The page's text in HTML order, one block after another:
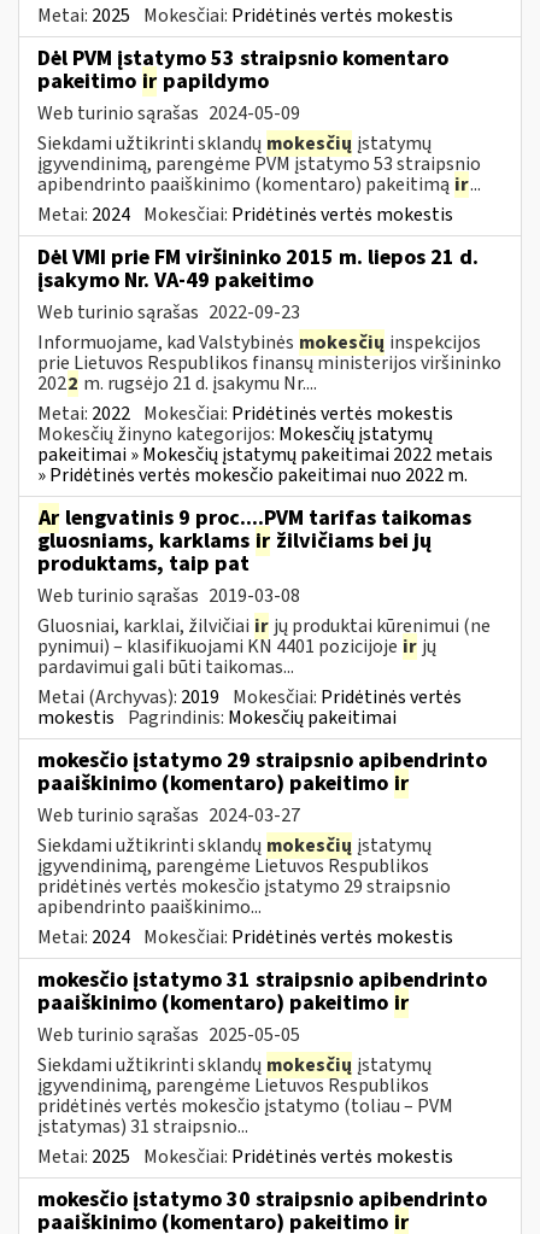
Metai: 2025 Mokesčiai: Pridėtinės vertės mokestis
Dėl PVM įstatymo 53 straipsnio komentaro
pakeitimo ir papildymo
Web turinio sąrašas 2024-05-09
Siekdami užtikrinti sklandų mokesčių įstatymų
įgyvendinimą, parengėme PVM įstatymo 53 straipsnio
apibendrinto paaiškinimo (komentaro) pakeitimą ir...
Metai: 2024 Mokesčiai: Pridėtinės vertės mokestis
Dėl VMI prie FM viršininko 2015 m. liepos 21 d.
įsakymo Nr. VA-49 pakeitimo
Web turinio sąrašas 2022-09-23
Informuojame, kad Valstybinės mokesčių inspekcijos
prie Lietuvos Respublikos finansų ministerijos viršininko
2022 m. rugsėjo 21 d. įsakymu Nr....
Metai: 2022 Mokesčiai: Pridėtinės vertės mokestis
Mokesčių žinyno kategorijos: Mokesčių įstatymų
pakeitimai » Mokesčių įstatymų pakeitimai 2022 metais
» Pridėtinės vertės mokesčio pakeitimai nuo 2022 m.
Ar lengvatinis 9 proc....PVM tarifas taikomas
gluosniams, karklams ir žilvičiams bei jų
produktams, taip pat
Web turinio sąrašas 2019-03-08
Gluosniai, karklai, žilvičiai ir jų produktai kūrenimui (ne
pynimui) – klasifikuojami KN 4401 pozicijoje ir jų
pardavimui gali būti taikomas...
Metai (Archyvas): 2019 Mokesčiai: Pridėtinės vertės
mokestis Pagrindinis: Mokesčių pakeitimai
mokesčio įstatymo 29 straipsnio apibendrinto
paaiškinimo (komentaro) pakeitimo ir
Web turinio sąrašas 2024-03-27
Siekdami užtikrinti sklandų mokesčių įstatymų
įgyvendinimą, parengėme Lietuvos Respublikos
pridėtinės vertės mokesčio įstatymo 29 straipsnio
apibendrinto paaiškinimo...
Metai: 2024 Mokesčiai: Pridėtinės vertės mokestis
mokesčio įstatymo 31 straipsnio apibendrinto
paaiškinimo (komentaro) pakeitimo ir
Web turinio sąrašas 2025-05-05
Siekdami užtikrinti sklandų mokesčių įstatymų
įgyvendinimą, parengėme Lietuvos Respublikos
pridėtinės vertės mokesčio įstatymo (toliau – PVM
įstatymas) 31 straipsnio...
Metai: 2025 Mokesčiai: Pridėtinės vertės mokestis
mokesčio įstatymo 30 straipsnio apibendrinto
paaiškinimo (komentaro) pakeitimo ir